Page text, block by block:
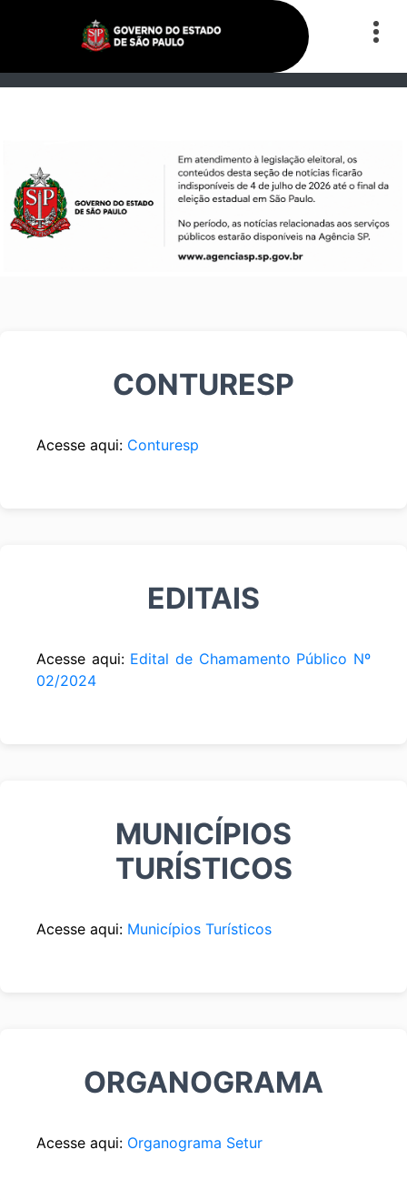
CONTURESP
Acesse aqui: Conturesp
EDITAIS
Acesse aqui: Edital de Chamamento Público Nº
02/2024
MUNICÍPIOS
TURÍSTICOS
Acesse aqui: Municípios Turísticos
ORGANOGRAMA
Acesse aqui: Organograma Setur